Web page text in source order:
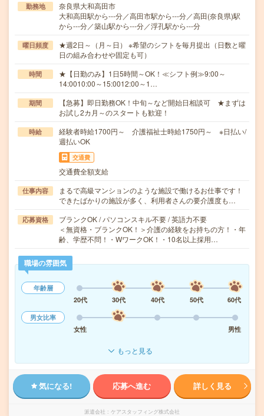
勤務地
奈良県大和高田市
大和高田駅から---分／高田市駅から---分／高田(奈良県)駅
から---分／築山駅から---分／浮孔駅から---分
曜日頻度
★週2日～（月～日） ※希望のシフトを毎月提出（日数と曜
日の組み合わせや固定も可）
時間
★【日勤のみ】1日5時間～OK！≪シフト例≫9:00～
14:0010:00～15:0012:00～1…
期間
【急募】即日勤務OK！中旬～など開始日相談可 ★まずは
お試し2カ月～のスタートも歓迎！
時給
経験者時給1700円～ 介護福祉士時給1750円～ ※日払い/
週払いOK
交通費
交通費全額支給
仕事内容
まるで高級マンションのような施設で働けるお仕事です！
できたばかりの施設が多く、利用者さんの要介護度も…
応募資格
ブランクOK / パソコンスキル不要 / 英語力不要
＜無資格・ブランクOK！＞介護の経験をお持ちの方！・年
齢、学歴不問！・WワークOK！・10名以上採用…
職場の雰囲気
年齢層
20代
30代 40代 50代
60代
男女比率
女性
男性
もっと見る
気になる! 応募へ進む 詳しく見る
派遣会社 ケアスタッフィング株式会社